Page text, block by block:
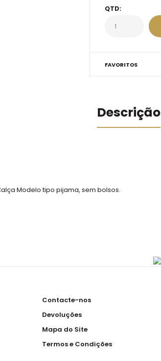
QTD:
FAVORITOS
Descrição
Modelo tipo pijama, sem bolsos.
Contacte-nos
Devoluções
Mapa do Site
Termos e Condições